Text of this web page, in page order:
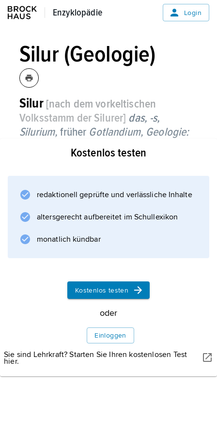
Enzyklopädie
Enzyklopädie Login
Silur (Geologie)
Silur [nach dem vorkeltischen
Volksstamm der Silurer] das, -s,
Silurium, früher Gotlandium, Geologie:
drittes System des
Geologie,
Silur wird in vier Serien unterteilt: Llandovery,
Wenlock, Ludlow und Pridoli. Die Grenzen
des Silurs sowie die der silurischen Serien
definiert. Die Basis des Silurs liegt laut
Definition beim ersten Auftreten des
Graptolithen Parakidograptus acuminatus,
Informationen zum Artikel
Kostenlos testen
redaktionell geprüfte und verlässliche Inhalte
altersgerecht aufbereitet im Schullexikon
monatlich kündbar
Kostenlos testen
oder
Einloggen
Sie sind Lehrkraft? Starten Sie Ihren kostenlosen Test
hier.